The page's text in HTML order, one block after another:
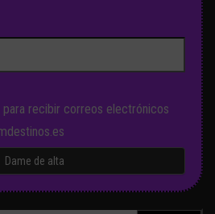
recibir correos electrónicos